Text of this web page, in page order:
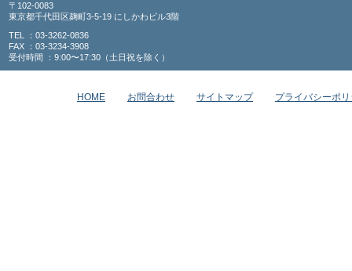
〒102-0083
東京都千代田区麹町3-5-19 にしかわビル3階
TEL ：03-3262-0836
FAX ：03-3234-3908
受付時間 ：9:00〜17:30（土日祝を除く）
HOME お問合わせ サイトマップ プライバシーポ